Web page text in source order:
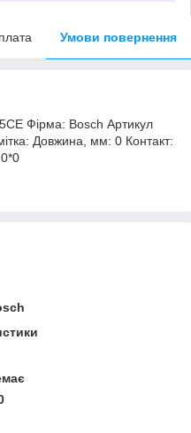
Умови повернення
Фірма: Bosch Артикул
Довжина, мм: 0 Контакт: